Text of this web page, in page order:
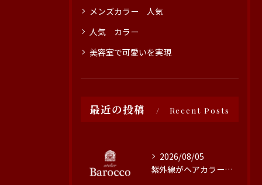
メンズカラー 人気
人気 カラー
美容室で可愛いを実現
最近の投稿 Recent Posts
2026/08/05
紫外線がヘアカラーに与える影響と対策